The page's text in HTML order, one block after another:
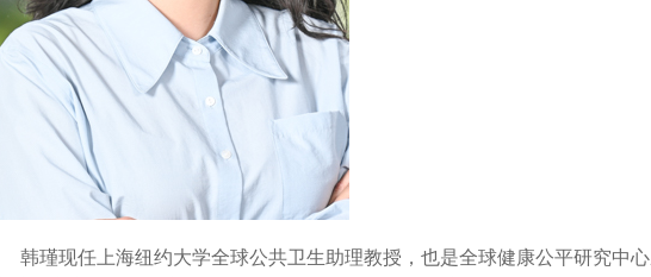
韩瑾现任上海纽约大学全球公共卫生助理教授，也是全球健康公平研究中